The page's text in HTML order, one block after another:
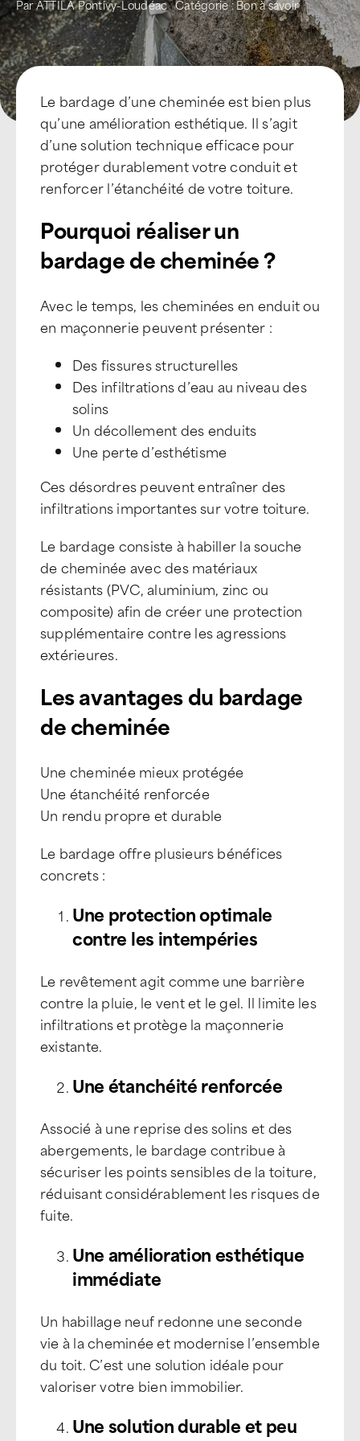
Devenir Franchisé
ParATTILA Pontivy-Loudéac Catégorie :Bon à savoir
Le bardage d’une cheminée est bien plus
qu’une amélioration esthétique. Il s’agit
d’une solution technique efficace pour
protéger durablement votre conduit et
renforcer l’étanchéité de votre toiture.
Pourquoi réaliser un
bardage de cheminée ?
Avec le temps, les cheminées en enduit ou
en maçonnerie peuvent présenter :
Des fissures structurelles
Des infiltrations d’eau au niveau des
solins
Un décollement des enduits
Une perte d’esthétisme
Ces désordres peuvent entraîner des
infiltrations importantes sur votre toiture.
Le bardage consiste à habiller la souche
de cheminée avec des matériaux
résistants (PVC, aluminium, zinc ou
composite) afin de créer une protection
supplémentaire contre les agressions
extérieures.
Les avantages du bardage
de cheminée
Une cheminée mieux protégée
Une étanchéité renforcée
Un rendu propre et durable
Le bardage offre plusieurs bénéfices
concrets :
Une protection optimale
contre les intempéries
Le revêtement agit comme une barrière
contre la pluie, le vent et le gel. Il limite les
infiltrations et protège la maçonnerie
existante.
Une étanchéité renforcée
Associé à une reprise des solins et des
abergements, le bardage contribue à
sécuriser les points sensibles de la toiture,
réduisant considérablement les risques de
fuite.
Une amélioration esthétique
immédiate
Un habillage neuf redonne une seconde
vie à la cheminée et modernise l’ensemble
du toit. C’est une solution idéale pour
valoriser votre bien immobilier.
Une solution durable et peu